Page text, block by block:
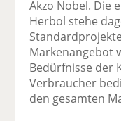
Akzo Nobel. Die
Herbol stehe
Markenangebot
Bedürfnisse der
Verbraucher
den gesamten